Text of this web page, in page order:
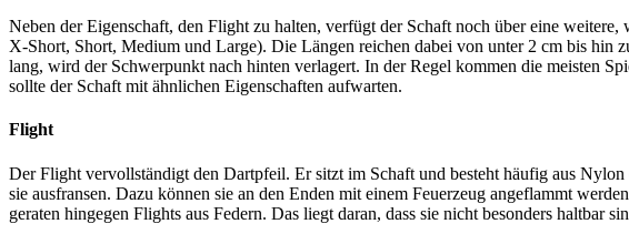
Neben der Eigenschaft, den Flight zu halten, verfügt der Schaft noch über eine
X-Short, Short, Medium und Large). Die Längen reichen dabei von unter 2 cm bis hin
lang, wird der Schwerpunkt nach hinten verlagert. In der Regel kommen die meisten
sollte der Schaft mit ähnlichen Eigenschaften aufwarten.
Flight
Der Flight vervollständigt den Dartpfeil. Er sitzt im Schaft und besteht häufig aus
sie ausfransen. Dazu können sie an den Enden mit einem Feuerzeug angeflammt
geraten hingegen Flights aus Federn. Das liegt daran, dass sie nicht besonders haltbar